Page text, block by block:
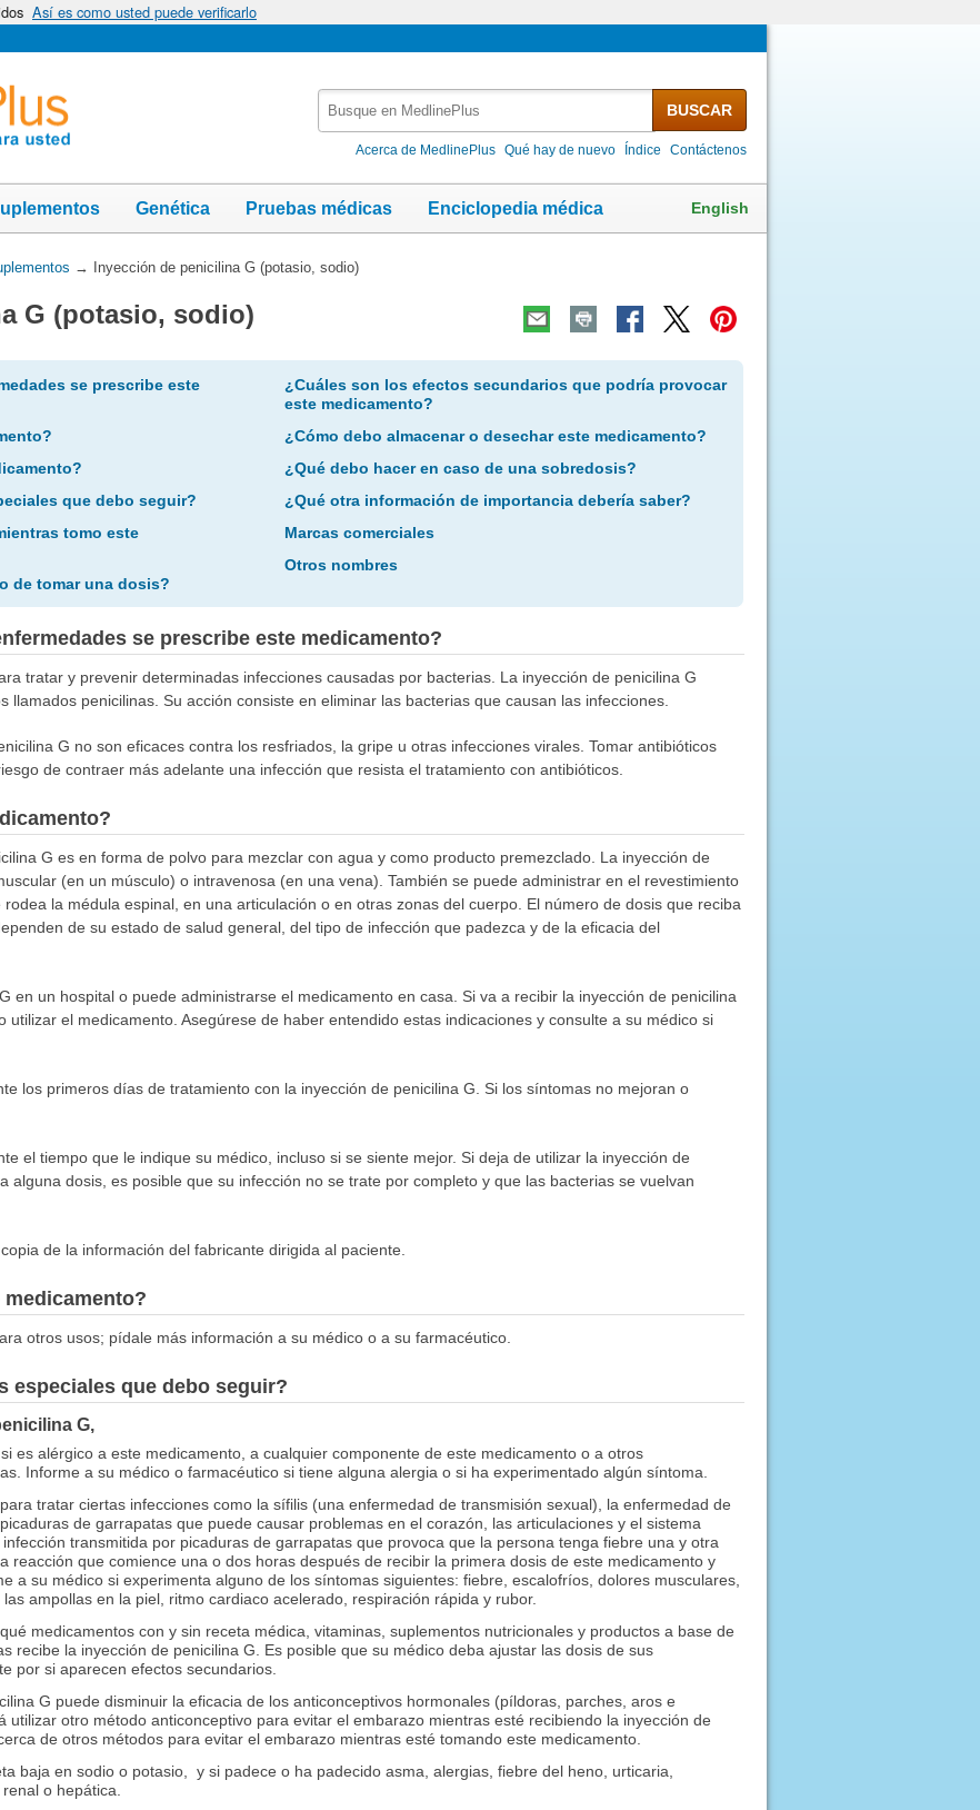
Así es como usted puede verificarlo
MedlinePlus
BUSCAR
Acerca de MedlinePlus Qué hay de nuevo Índice Contáctenos
Genética Pruebas médicas Enciclopedia médica English
→ Inyección de penicilina G (potasio, sodio)
G (potasio, sodio)
se prescribe este
que debo seguir?
tomo este
de tomar una dosis?
¿Cuáles son los efectos secundarios que podría provocar
este medicamento?
¿Cómo debo almacenar o desechar este medicamento?
¿Qué debo hacer en caso de una sobredosis?
¿Qué otra información de importancia debería saber?
Marcas comerciales
Otros nombres
se prescribe este medicamento?
tratar y prevenir determinadas infecciones causadas por bacterias. La inyección de penicilina G
llamados penicilinas. Su acción consiste en eliminar las bacterias que causan las infecciones.
G no son eficaces contra los resfriados, la gripe u otras infecciones virales. Tomar antibióticos
de contraer más adelante una infección que resista el tratamiento con antibióticos.
G es en forma de polvo para mezclar con agua y como producto premezclado. La inyección de
(en un músculo) o intravenosa (en una vena). También se puede administrar en el revestimiento
la médula espinal, en una articulación o en otras zonas del cuerpo. El número de dosis que reciba
de su estado de salud general, del tipo de infección que padezca y de la eficacia del
en un hospital o puede administrarse el medicamento en casa. Si va a recibir la inyección de penicilina
utilizar el medicamento. Asegúrese de haber entendido estas indicaciones y consulte a su médico si
los primeros días de tratamiento con la inyección de penicilina G. Si los síntomas no mejoran o
el tiempo que le indique su médico, incluso si se siente mejor. Si deja de utilizar la inyección de
alguna dosis, es posible que su infección no se trate por completo y que las bacterias se vuelvan
de la información del fabricante dirigida al paciente.
otros usos; pídale más información a su médico o a su farmacéutico.
especiales que debo seguir?
G,
es alérgico a este medicamento, a cualquier componente de este medicamento o a otros
Informe a su médico o farmacéutico si tiene alguna alergia o si ha experimentado algún síntoma.
tratar ciertas infecciones como la sífilis (una enfermedad de transmisión sexual), la enfermedad de
de garrapatas que puede causar problemas en el corazón, las articulaciones y el sistema
transmitida por picaduras de garrapatas que provoca que la persona tenga fiebre una y otra
reacción que comience una o dos horas después de recibir la primera dosis de este medicamento y
a su médico si experimenta alguno de los síntomas siguientes: fiebre, escalofríos, dolores musculares,
ampollas en la piel, ritmo cardiaco acelerado, respiración rápida y rubor.
medicamentos con y sin receta médica, vitaminas, suplementos nutricionales y productos a base de
recibe la inyección de penicilina G. Es posible que su médico deba ajustar las dosis de sus
por si aparecen efectos secundarios.
G puede disminuir la eficacia de los anticonceptivos hormonales (píldoras, parches, aros e
utilizar otro método anticonceptivo para evitar el embarazo mientras esté recibiendo la inyección de
de otros métodos para evitar el embarazo mientras esté tomando este medicamento.
baja en sodio o potasio, y si padece o ha padecido asma, alergias, fiebre del heno, urticaria,
o hepática.